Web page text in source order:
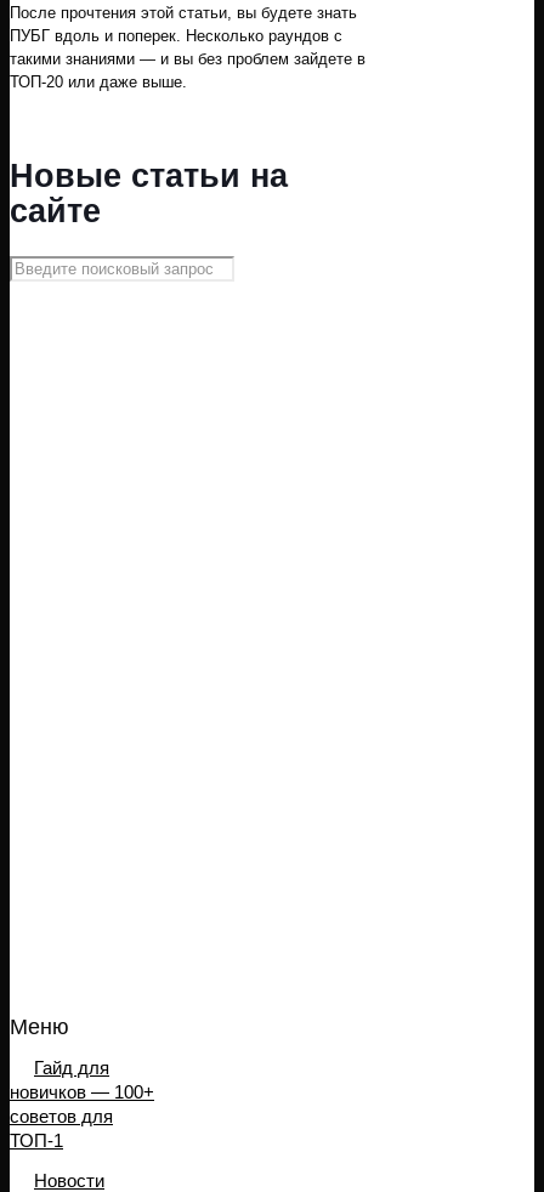
После прочтения этой статьи, вы будете знать
ПУБГ вдоль и поперек. Несколько раундов с
такими знаниями — и вы без проблем зайдете в
ТОП-20 или даже выше.
Новые статьи на
сайте
Меню
Гайд для
новичков — 100+
советов для
ТОП-1
Новости